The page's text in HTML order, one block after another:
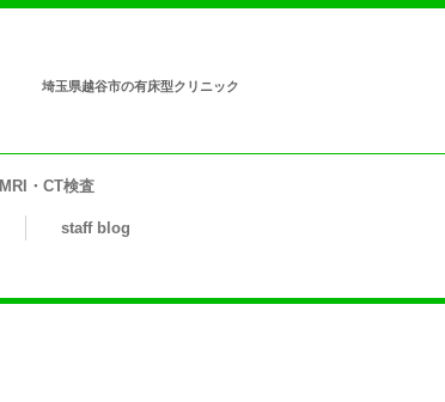
埼玉県越谷市の有床型クリニック
MRI・CT検査
staff blog